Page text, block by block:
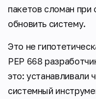
пакетов сломан
обновить систему.
Это не
PEP 668
это: устанавливали
системный